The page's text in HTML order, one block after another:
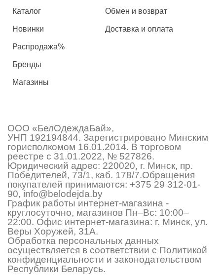
Каталог
Новинки
Распродажа%
Бренды
Магазины
Обмен и возврат
Доставка и оплата
ООО «БелОдеждаБай»,
УНП 192194844. Зарегистрировано Минским
горисполкомом 16.01.2014. В торговом
реестре с 31.01.2022, № 527826.
Юридический адрес: 220020, г. Минск, пр.
Победителей, 73/1, каб. 178/7.Обращения
покупателей принимаются: +375 29 312-01-
90, info@belodejda.by
График работы интернет-магазина -
круглосуточно, магазинов Пн–Вс: 10:00–
22:00. Офис интернет-магазина: г. Минск, ул.
Веры Хоружей, 31А.
Обработка персональных данных
осуществляется в соответствии с Политикой
конфиденциальности и законодательством
Республики Беларусь.